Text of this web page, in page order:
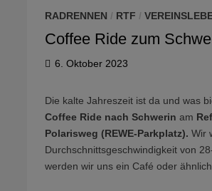
RADRENNEN / RTF /
Coffee Ride zum
6. Oktober 2023
Die kalte Jahreszeit ist da und was
Coffee Ride nach Schwerin am
Polarisweg (REWE-Parkplatz). Wir
Durchschnittsgeschwindigkeit von
werden wir uns ein Café oder